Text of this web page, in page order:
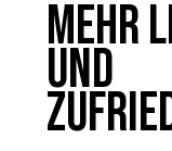
mehr
und